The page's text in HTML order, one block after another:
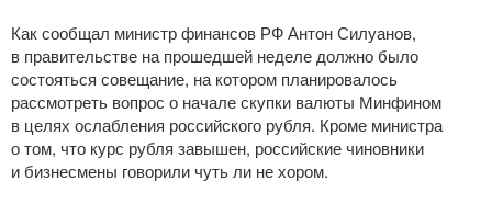
Как сообщал министр финансов РФ Антон Силуанов,
в правительстве на прошедшей неделе должно было
состояться совещание, на котором планировалось
рассмотреть вопрос о начале скупки валюты Минфином
в целях ослабления российского рубля. Кроме министра
о том, что курс рубля завышен, российские чиновники
и бизнесмены говорили чуть ли не хором.